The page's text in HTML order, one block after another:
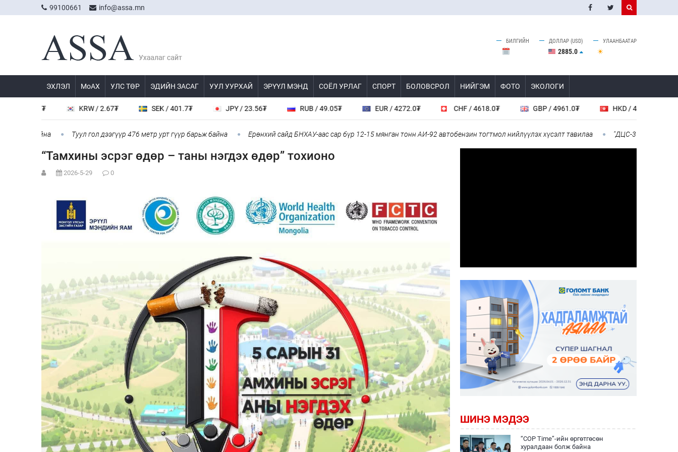
99100661 info@assa.mn
БИЛГИЙН ДОЛЛАР (USD)
2885.0
УЛААНБААТАР
ЭХЛЭЛ МоАХ УЛС ТӨР ЭДИЙН ЗАСАГ УУЛ УУРХАЙ ЭРҮҮЛ МЭНД СОЁЛ УРЛАГ СПОРТ БОЛОВСРОЛ НИЙГЭМ ФОТО ЭКОЛОГИ
KRW / 2.67₮ SEK / 401.7₮ JPY / 23.56₮ RUB / 49.05₮ EUR / 4272.0₮ CHF / 4618.0₮ GBP / 4961.0₮ HKD / 462.1₮
Туул гол дээгүүр 476 метр урт гүүр барьж байна Ерөнхий сайд БНХАУ-аас сар бүр 12-15 мянган тонн АИ-92 автобензин тогтмол нийлүүлэх хүсэлт тавилаа "ДЦС-3” ТӨХК-ийн нэн
“Тамхины эсрэг өдөр – таны нэгдэх өдөр” тохионо
2026-5-29 0
ШИНЭ МЭДЭЭ
“COP Time”-ийн өргөтгөсөн
хуралдаан болж байна